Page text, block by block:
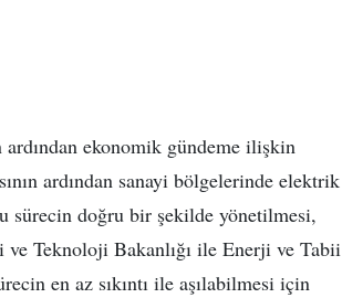
ardından ekonomik gündeme ilişkin
ardından sanayi bölgelerinde elektrik
sürecin doğru bir şekilde yönetilmesi,
Teknoloji Bakanlığı ile Enerji ve Tabii
en az sıkıntı ile aşılabilmesi için